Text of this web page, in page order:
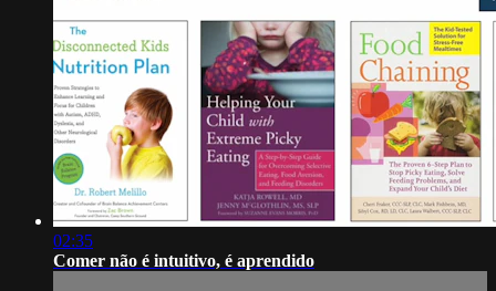
02:35
Comer não é intuitivo, é aprendido